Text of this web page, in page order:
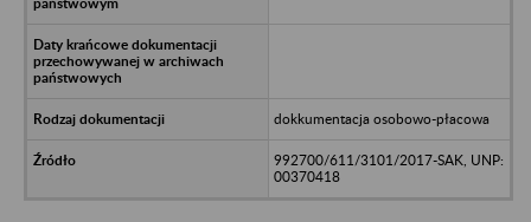
dokkumentacja osobowo-płacowa
992700/611/3101/2017-SAK, UNP:
00370418